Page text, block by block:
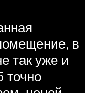
в
так уже и
точно